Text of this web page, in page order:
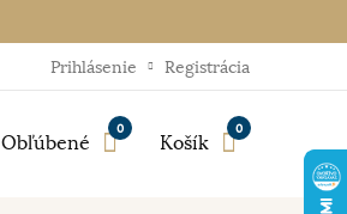
Prihlásenie Registrácia
Obľúbené
0
Košík
0